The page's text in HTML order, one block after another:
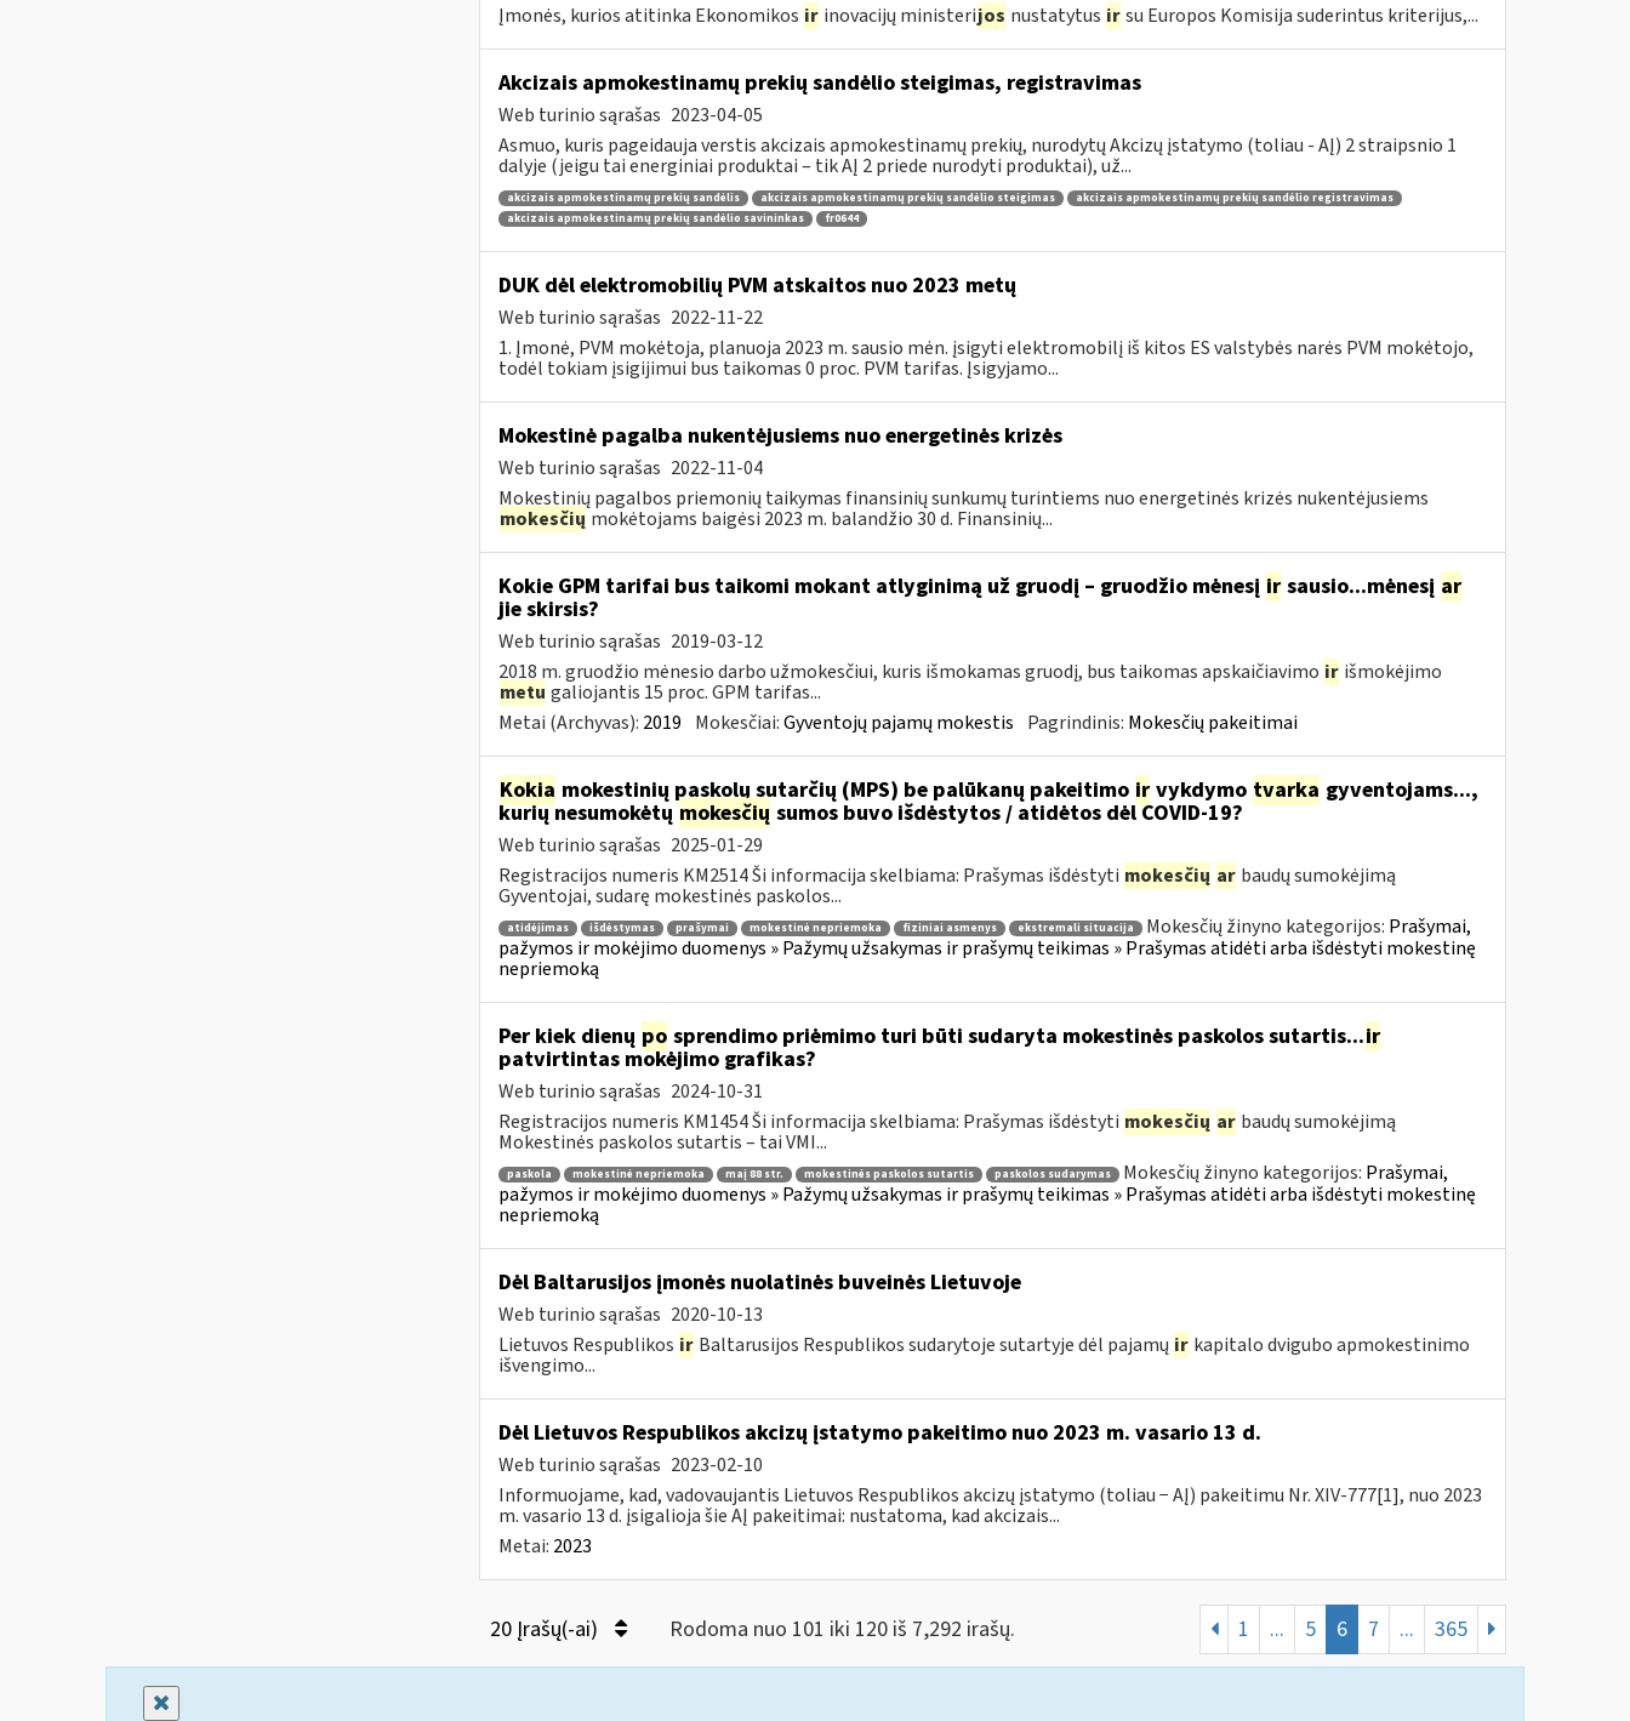
Įmonės, kurios atitinka Ekonomikos ir inovacijų ministerijos nustatytus ir su Europos Komisija suderintus kriterijus,...
Akcizais apmokestinamų prekių sandėlio steigimas, registravimas
Web turinio sąrašas 2023-04-05
Asmuo, kuris pageidauja verstis akcizais apmokestinamų prekių, nurodytų Akcizų įstatymo (toliau - AĮ) 2 straipsnio 1
dalyje (jeigu tai energiniai produktai – tik AĮ 2 priede nurodyti produktai), už...
akcizais apmokestinamų prekių sandėlis akcizais apmokestinamų prekių sandėlio steigimas
akcizais apmokestinamų prekių sandėlio registravimas
akcizais apmokestinamų prekių sandėlio savininkas
fr0644
DUK dėl elektromobilių PVM atskaitos nuo 2023 metų
Web turinio sąrašas 2022-11-22
1. Įmonė, PVM mokėtoja, planuoja 2023 m. sausio mėn. įsigyti elektromobilį iš kitos ES valstybės narės PVM mokėtojo,
todėl tokiam įsigijimui bus taikomas 0 proc. PVM tarifas. Įsigyjamo...
Mokestinė pagalba nukentėjusiems nuo energetinės krizės
Web turinio sąrašas 2022-11-04
Mokestinių pagalbos priemonių taikymas finansinių sunkumų turintiems nuo energetinės krizės nukentėjusiems
mokesčių mokėtojams baigėsi 2023 m. balandžio 30 d. Finansinių...
Kokie GPM tarifai bus taikomi mokant atlyginimą už gruodį – gruodžio mėnesį irsausio...mėnesį ar
jie skirsis?
Web turinio sąrašas 2019-03-12
2018 m. gruodžio mėnesio darbo užmokesčiui, kuris išmokamas gruodį, bus taikomas apskaičiavimo ir išmokėjimo
metu galiojantis 15 proc. GPM tarifas...
Metai (Archyvas): 2019 Mokesčiai:Gyventojų pajamų mokestis Pagrindinis: Mokesčių pakeitimai
Kokia mokestinių paskolų sutarčių (MPS) be palūkanų pakeitimo irvykdymo tvarka gyventojams...,
kurių nesumokėtų mokesčių sumos buvo išdėstytos / atidėtos dėl COVID-19?
Web turinio sąrašas 2025-01-29
Registracijos numeris KM2514 Ši informacija skelbiama: Prašymas išdėstyti mokesčių ar baudų sumokėjimą
Gyventojai, sudarę mokestinės paskolos...
atidėjimas išdėstymas prašymai mokestinė nepriemoka fiziniai asmenys ekstremali situacija Mokesčių žinyno kategorijos: Prašymai,
pažymos ir mokėjimo duomenys » Pažymų užsakymas ir prašymų teikimas » Prašymas atidėti arba išdėstyti mokestinę
nepriemoką
Per kiek dienų po sprendimo priėmimo turi būti sudaryta mokestinės paskolos sutartis...ir
patvirtintas mokėjimo grafikas?
Web turinio sąrašas 2024-10-31
Registracijos numeris KM1454 Ši informacija skelbiama: Prašymas išdėstyti mokesčių ar baudų sumokėjimą
Mokestinės paskolos sutartis – tai VMI...
paskola mokestinė nepriemoka maį 88 str. mokestinės paskolos sutartis paskolos sudarymas Mokesčių žinyno kategorijos: Prašymai,
pažymos ir mokėjimo duomenys » Pažymų užsakymas ir prašymų teikimas » Prašymas atidėti arba išdėstyti mokestinę
nepriemoką
Dėl Baltarusijos įmonės nuolatinės buveinės Lietuvoje
Web turinio sąrašas 2020-10-13
Lietuvos Respublikos ir Baltarusijos Respublikos sudarytoje sutartyje dėl pajamų ir kapitalo dvigubo apmokestinimo
išvengimo...
Dėl Lietuvos Respublikos akcizų įstatymo pakeitimo nuo 2023 m. vasario 13 d.
Web turinio sąrašas 2023-02-10
Informuojame, kad, vadovaujantis Lietuvos Respublikos akcizų įstatymo (toliau − AĮ) pakeitimu Nr. XIV-777[1], nuo 2023
m. vasario 13 d. įsigalioja šie AĮ pakeitimai: nustatoma, kad akcizais...
Metai: 2023
20 Įrašų(-ai) Rodoma nuo 101 iki 120 iš 7,292 irašų. 1 ... 5 6 7 ... 365